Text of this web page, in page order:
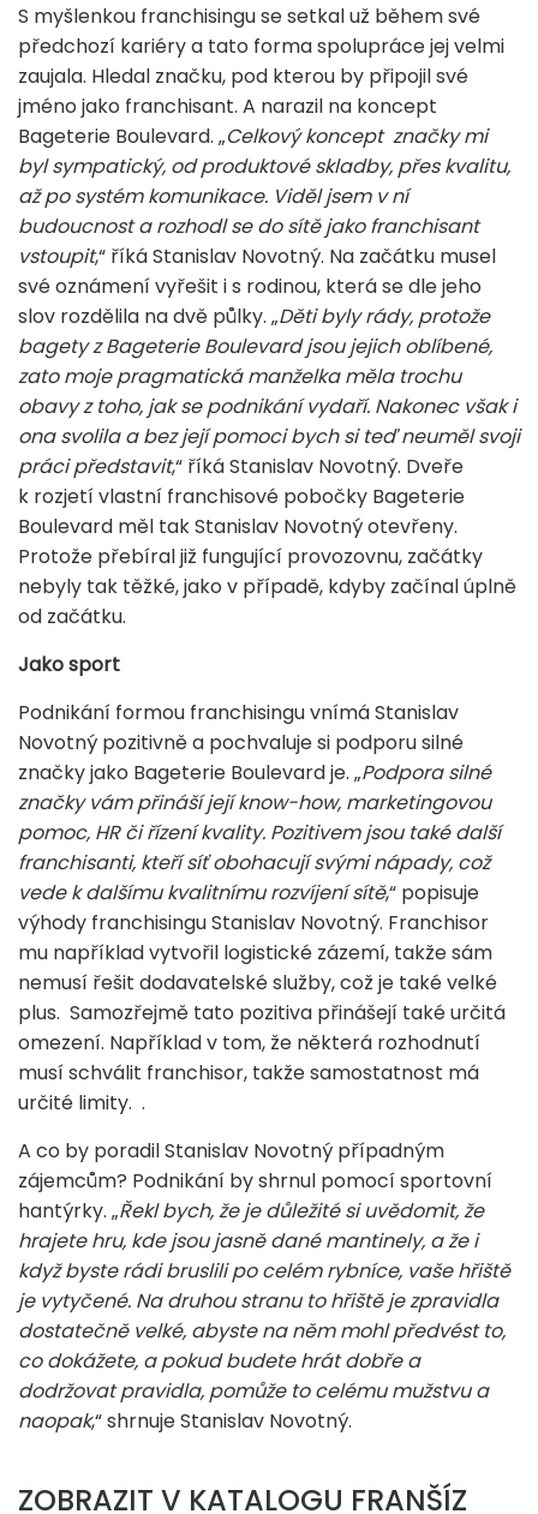
S myšlenkou franchisingu se setkal už během své
předchozí kariéry a tato forma spolupráce jej velmi
zaujala. Hledal značku, pod kterou by připojil své
jméno jako franchisant. A narazil na koncept
Bageterie Boulevard. „Celkový koncept značky mi
byl sympatický, od produktové skladby, přes kvalitu,
až po systém komunikace. Viděl jsem v ní
budoucnost a rozhodl se do sítě jako franchisant
vstoupit,“ říká Stanislav Novotný. Na začátku musel
své oznámení vyřešit i s rodinou, která se dle jeho
slov rozdělila na dvě půlky. „Děti byly rády, protože
bagety z Bageterie Boulevard jsou jejich oblíbené,
zato moje pragmatická manželka měla trochu
obavy z toho, jak se podnikání vydaří. Nakonec však i
ona svolila a bez její pomoci bych si teď neuměl svoji
práci představit,“ říká Stanislav Novotný. Dveře
k rozjetí vlastní franchisové pobočky Bageterie
Boulevard měl tak Stanislav Novotný otevřeny.
Protože přebíral již fungující provozovnu, začátky
nebyly tak těžké, jako v případě, kdyby začínal úplně
od začátku.
Jako sport
Podnikání formou franchisingu vnímá Stanislav
Novotný pozitivně a pochvaluje si podporu silné
značky jako Bageterie Boulevard je. „Podpora silné
značky vám přináší její know-how, marketingovou
pomoc, HR či řízení kvality. Pozitivem jsou také další
franchisanti, kteří síť obohacují svými nápady, což
vede k dalšímu kvalitnímu rozvíjení sítě,“ popisuje
výhody franchisingu Stanislav Novotný. Franchisor
mu například vytvořil logistické zázemí, takže sám
nemusí řešit dodavatelské služby, což je také velké
plus. Samozřejmě tato pozitiva přinášejí také určitá
omezení. Například v tom, že některá rozhodnutí
musí schválit franchisor, takže samostatnost má
určité limity. .
A co by poradil Stanislav Novotný případným
zájemcům? Podnikání by shrnul pomocí sportovní
hantýrky. „Řekl bych, že je důležité si uvědomit, že
hrajete hru, kde jsou jasně dané mantinely, a že i
když byste rádi bruslili po celém rybníce, vaše hřiště
je vytyčené. Na druhou stranu to hřiště je zpravidla
dostatečně velké, abyste na něm mohl předvést to,
co dokážete, a pokud budete hrát dobře a
dodržovat pravidla, pomůže to celému mužstvu a
naopak,“ shrnuje Stanislav Novotný.
ZOBRAZIT V KATALOGU FRANŠÍZ